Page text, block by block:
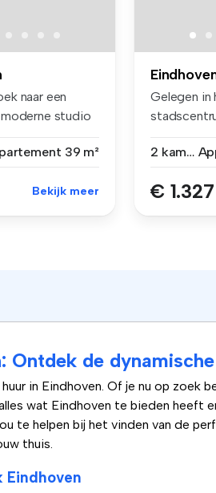
naar een
studio
39 m²
Bekijk meer
Gelegen in
2 kamers
€ 1.327
Ontdek de
in Eindhoven. Of je nu op zoek
wat Eindhoven te bieden heeft
te helpen bij het vinden van de
thuis.
Eindhoven